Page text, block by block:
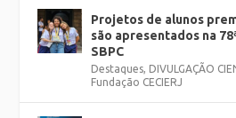
Projetos de alunos
são apresentados na
SBPC
Destaques, DIVULGAÇÃO
Fundação CECIERJ